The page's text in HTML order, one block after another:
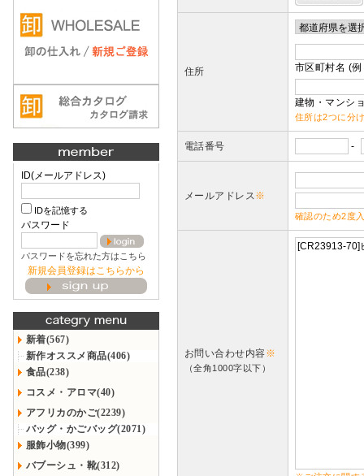
ID(メールアドレス)
IDを記憶する
パスワード
パスワードを忘れた方はこちら
新規会員登録はこちらから
新着(567)
新作オススメ商品(406)
食品(238)
コスメ・アロマ(40)
アフリカのかご(2239)
バッグ・かごバッグ(2071)
服飾小物(399)
バブーシュ・靴(312)
住所 市区町村名 (
建物・マンシ
住所は2つに分
電話番号 -
メールアドレス※
確認のため2度
お問い合わせ内容※
（全角1000字以下）